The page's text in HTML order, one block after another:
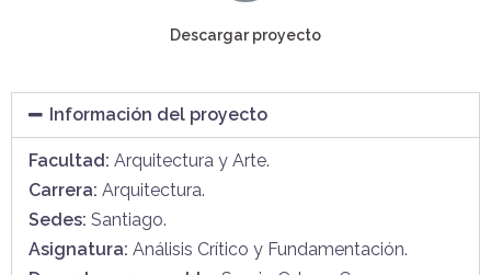
Descargar proyecto
Información del proyecto
Facultad: Arquitectura y Arte.
Carrera: Arquitectura.
Sedes: Santiago.
Asignatura: Análisis Crítico y Fundamentación.